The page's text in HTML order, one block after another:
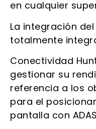
en cualquier
La integración
totalmente
Conectividad
gestionar su
referencia a los
para el
pantalla con